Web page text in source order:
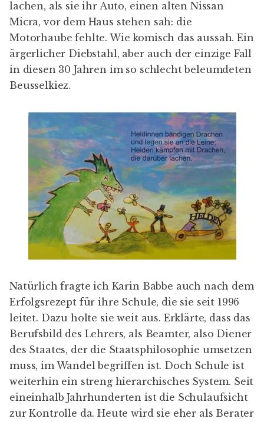
lachen, als sie ihr Auto, einen alten Nissan
Micra, vor dem Haus stehen sah: die
Motorhaube fehlte. Wie komisch das aussah. Ein
ärgerlicher Diebstahl, aber auch der einzige Fall
in diesen 30 Jahren im so schlecht beleumdeten
Beusselkiez.
Natürlich fragte ich Karin Babbe auch nach dem
Erfolgsrezept für ihre Schule, die sie seit 1996
leitet. Dazu holte sie weit aus. Erklärte, dass das
Berufsbild des Lehrers, als Beamter, also Diener
des Staates, der die Staatsphilosophie umsetzen
muss, im Wandel begriffen ist. Doch Schule ist
weiterhin ein streng hierarchisches System. Seit
eineinhalb Jahrhunderten ist die Schulaufsicht
zur Kontrolle da. Heute wird sie eher als Berater